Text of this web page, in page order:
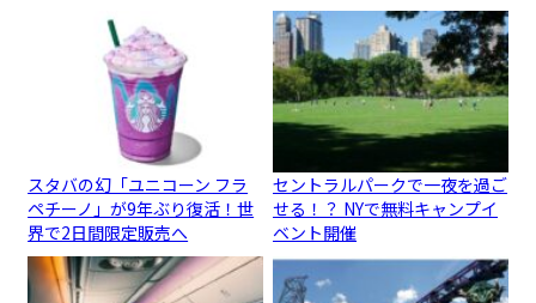
スタバの幻「ユニコーン フラ
ペチーノ」が9年ぶり復活！世
界で2日間限定販売へ
セントラルパークで一夜を過ご
せる！？ NYで無料キャンプイ
ベント開催